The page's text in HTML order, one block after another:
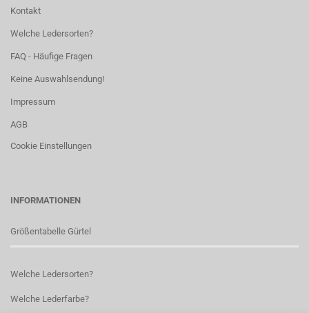
Kontakt
Welche Ledersorten?
FAQ - Häufige Fragen
Keine Auswahlsendung!
Impressum
AGB
Cookie Einstellungen
INFORMATIONEN
Größentabelle Gürtel
Welche Ledersorten?
Welche Lederfarbe?